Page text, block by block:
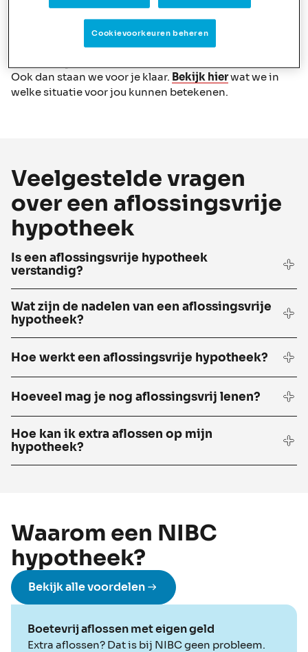
terugbetalen. Bij de NIBC Extra Hypotheek is dit zelfs
Ook dan staan we voor je klaar. Bekijk hierwat we in
welke situatie voor jou kunnen betekenen.
Veelgestelde vragen
over een aflossingsvrije
hypotheek
Is een aflossingsvrije hypotheek
verstandig?
Wat zijn de nadelen van een aflossingsvrije
hypotheek?
Hoe werkt een aflossingsvrije hypotheek?
Hoeveel mag je nog aflossingsvrij lenen?
Hoe kan ik extra aflossen op mijn
hypotheek?
Waarom een NIBC
hypotheek?
Bekijk alle voordelen
Boetevrij aflossen met eigen geld
Extra aflossen? Dat is bij NIBC geen probleem.
Cookievoorkeuren beheren